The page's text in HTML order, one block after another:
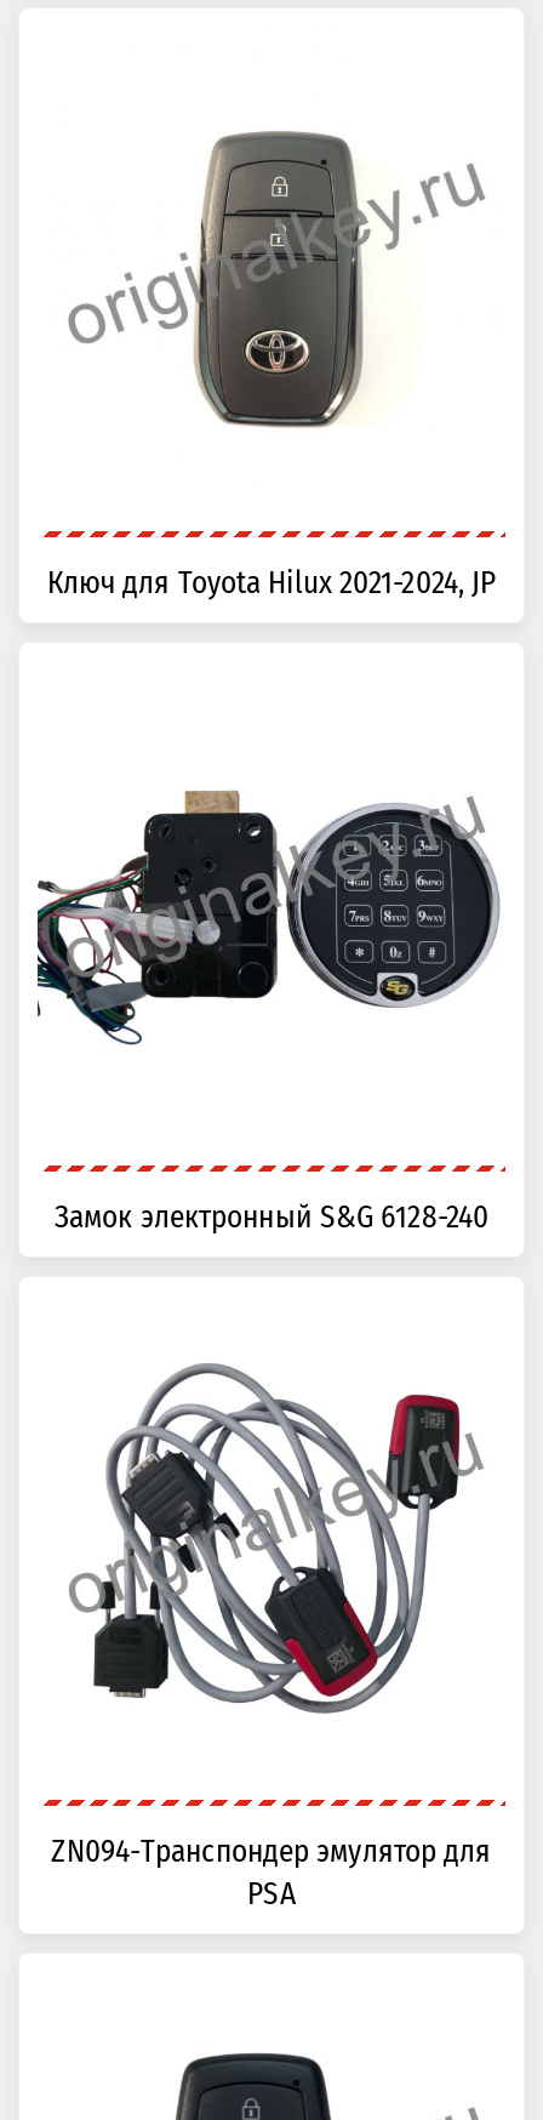
Ключ для Toyota Hilux 2021-2024, JP
Замок электронный S&G 6128-240
ZN094-Транспондер эмулятор для
PSA